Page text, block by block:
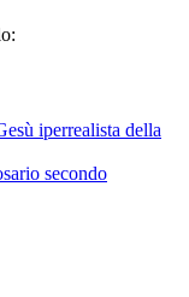
iperrealista della
secondo